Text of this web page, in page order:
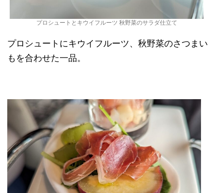
プロシュートとキウイフルーツ 秋野菜のサラダ仕立て
プロシュートにキウイフルーツ、秋野菜のさつまい
もを合わせた一品。